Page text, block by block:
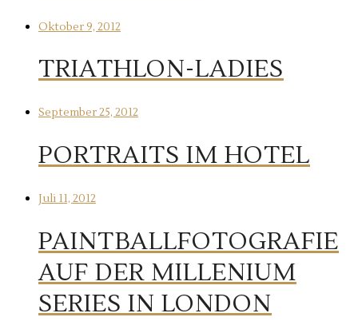
Oktober 9, 2012
TRIATHLON-LADIES
September 25, 2012
PORTRAITS IM HOTEL
Juli 11, 2012
PAINTBALLFOTOGRAFIE
AUF DER MILLENIUM
SERIES IN LONDON